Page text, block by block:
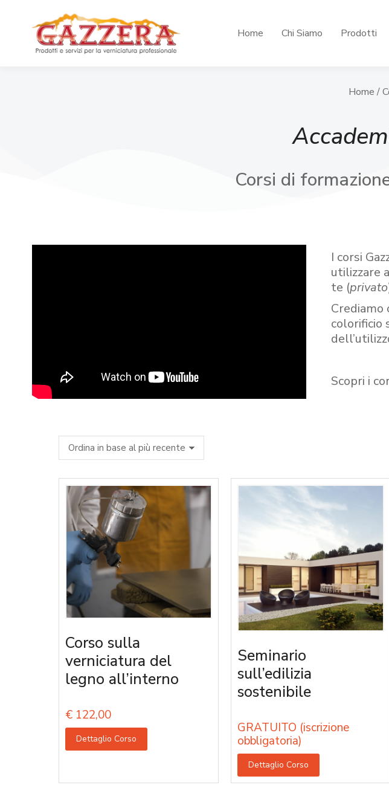
Home Chi Siamo Prodotti
Home /
Corsi di
I corsi
utilizzare
te (privato
Crediamo
colorificio
Scopri i
Corso sulla
verniciatura del
legno all’interno
€ 122,00
Dettaglio Corso
Seminario
sull’edilizia
sostenibile
GRATUITO (iscrizione
obbligatoria)
Dettaglio Corso